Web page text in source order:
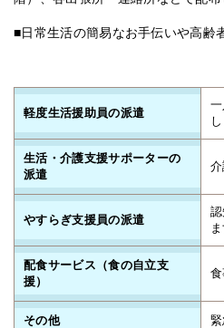
■日常生活の簡易なお手伝いや高齢
軽度生活援助員の派遣
生活・介護支援サポーターの
派遣
やすらぎ支援員の派遣
配食サービス（食の自立支
援）
その他